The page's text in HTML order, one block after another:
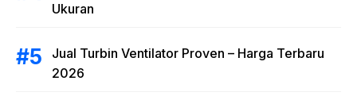
Ukuran
Jual Turbin Ventilator Proven – Harga Terbaru
2026